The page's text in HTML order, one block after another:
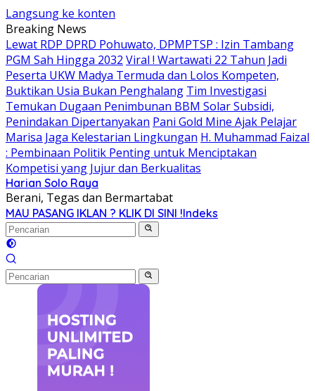
Langsung ke konten
Breaking News
Lewat RDP DPRD Pohuwato, DPMPTSP : Izin Tambang
PGM Sah Hingga 2032 Viral ! Wartawati 22 Tahun Jadi
Peserta UKW Madya Termuda dan Lolos Kompeten,
Buktikan Usia Bukan Penghalang Tim Investigasi
Temukan Dugaan Penimbunan BBM Solar Subsidi,
Penindakan Dipertanyakan Pani Gold Mine Ajak Pelajar
Marisa Jaga Kelestarian Lingkungan H. Muhammad Faizal
: Pembinaan Politik Penting untuk Menciptakan
Kompetisi yang Jujur dan Berkualitas
Harian Solo Raya
Berani, Tegas dan Bermartabat
MAU PASANG IKLAN ? KLIK DI SINI !Indeks